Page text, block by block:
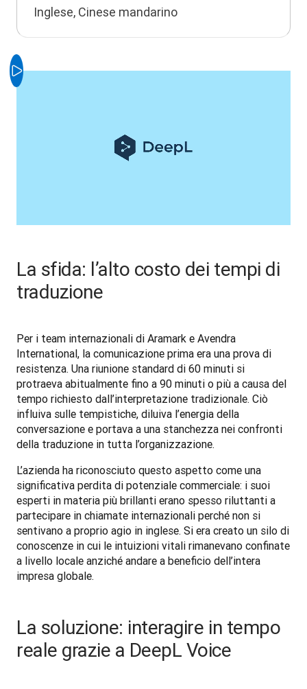
Inglese, Cinese mandarino
La sfida: l’alto costo dei tempi di
traduzione
Per i team internazionali di Aramark e Avendra
International, la comunicazione prima era una prova di
resistenza. Una riunione standard di 60 minuti si
protraeva abitualmente fino a 90 minuti o più a causa del
tempo richiesto dall’interpretazione tradizionale. Ciò
influiva sulle tempistiche, diluiva l’energia della
conversazione e portava a una stanchezza nei confronti
della traduzione in tutta l’organizzazione.
L’azienda ha riconosciuto questo aspetto come una
significativa perdita di potenziale commerciale: i suoi
esperti in materia più brillanti erano spesso riluttanti a
partecipare in chiamate internazionali perché non si
sentivano a proprio agio in inglese. Si era creato un silo di
conoscenze in cui le intuizioni vitali rimanevano confinate
a livello locale anziché andare a beneficio dell’intera
impresa globale.
La soluzione: interagire in tempo
reale grazie a DeepL Voice